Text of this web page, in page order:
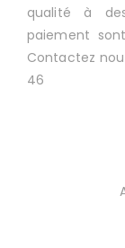
qualité à
paiement
Contactez
46